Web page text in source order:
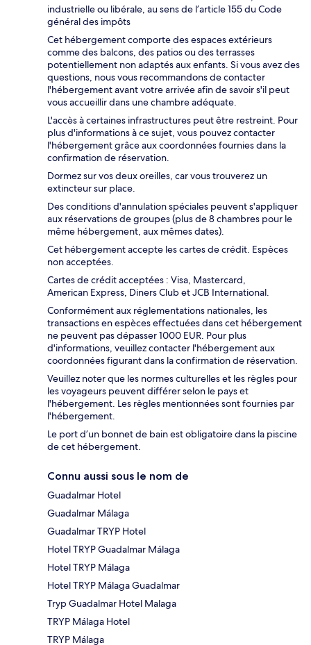
industrielle ou libérale, au sens de l’article 155 du Code
général des impôts
Cet hébergement comporte des espaces extérieurs
comme des balcons, des patios ou des terrasses
potentiellement non adaptés aux enfants. Si vous avez des
questions, nous vous recommandons de contacter
l'hébergement avant votre arrivée afin de savoir s'il peut
vous accueillir dans une chambre adéquate.
L'accès à certaines infrastructures peut être restreint. Pour
plus d'informations à ce sujet, vous pouvez contacter
l'hébergement grâce aux coordonnées fournies dans la
confirmation de réservation.
Dormez sur vos deux oreilles, car vous trouverez un
extincteur sur place.
Des conditions d'annulation spéciales peuvent s'appliquer
aux réservations de groupes (plus de 8 chambres pour le
même hébergement, aux mêmes dates).
Cet hébergement accepte les cartes de crédit. Espèces
non acceptées.
Cartes de crédit acceptées : Visa, Mastercard,
American Express, Diners Club et JCB International.
Conformément aux réglementations nationales, les
transactions en espèces effectuées dans cet hébergement
ne peuvent pas dépasser 1000 EUR. Pour plus
d'informations, veuillez contacter l'hébergement aux
coordonnées figurant dans la confirmation de réservation.
Veuillez noter que les normes culturelles et les règles pour
les voyageurs peuvent différer selon le pays et
l'hébergement. Les règles mentionnées sont fournies par
l'hébergement.
Le port d’un bonnet de bain est obligatoire dans la piscine
de cet hébergement.
Connu aussi sous le nom de
Guadalmar Hotel
Guadalmar Málaga
Guadalmar TRYP Hotel
Hotel TRYP Guadalmar Málaga
Hotel TRYP Málaga
Hotel TRYP Málaga Guadalmar
Tryp Guadalmar Hotel Malaga
TRYP Málaga Hotel
TRYP Málaga